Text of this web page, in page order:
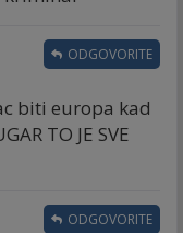
biti europa kad
TO JE SVE
ODGOVORITE
ODGOVORITE